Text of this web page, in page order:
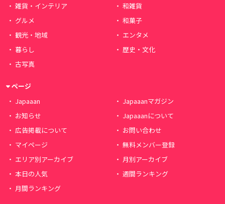
雑貨・インテリア
和雑貨
グルメ
和菓子
観光・地域
エンタメ
暮らし
歴史・文化
古写真
ページ
Japaaan
Japaaanマガジン
お知らせ
Japaaanについて
広告掲載について
お問い合わせ
マイページ
無料メンバー登録
エリア別アーカイブ
月別アーカイブ
本日の人気
週間ランキング
月間ランキング